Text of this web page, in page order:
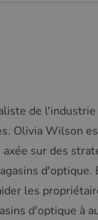
de
Olivia Wilson
sur des
d'optique.
les
d'optique à